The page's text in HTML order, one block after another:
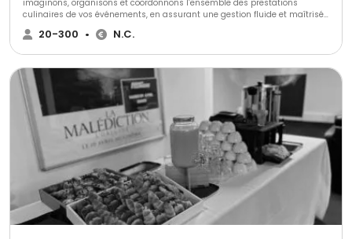
imaginons, organisons et coordonnons l’ensemble des prestations
culinaires de vos événements, en assurant une gestion fluide et maîtrisée
à chaque étape. Forts de plus de 15 ans d’expérience, nous
accompagnons aussi bien les particuliers que les entreprises,
maison, des formats entièrement sur mesure, et une organisation
rigoureuse, pensée pour s’adapter aux contraintes techniques,
logistiques, budgétaires ou protocolaires de chaque projet. Mariages,
réceptions privées, événements d’entreprise ou institutionnels : notre
équipe expérimentée anticipe, ajuste et pilote le service le jour J, afin de
garantir le bon déroulement de votre événement et la sérénité de vos
invités.
20-300 • N.C.